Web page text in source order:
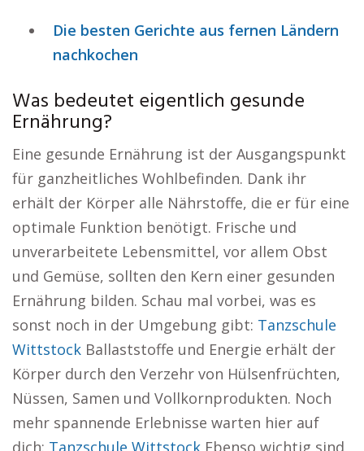
Die besten Gerichte aus fernen Ländern
nachkochen
Was bedeutet eigentlich gesunde
Ernährung?
Eine gesunde Ernährung ist der Ausgangspunkt
für ganzheitliches Wohlbefinden. Dank ihr
erhält der Körper alle Nährstoffe, die er für eine
optimale Funktion benötigt. Frische und
unverarbeitete Lebensmittel, vor allem Obst
und Gemüse, sollten den Kern einer gesunden
Ernährung bilden. Schau mal vorbei, was es
sonst noch in der Umgebung gibt: Tanzschule
Wittstock Ballaststoffe und Energie erhält der
Körper durch den Verzehr von Hülsenfrüchten,
Nüssen, Samen und Vollkornprodukten. Noch
mehr spannende Erlebnisse warten hier auf
dich: Tanzschule Wittstock Ebenso wichtig sind